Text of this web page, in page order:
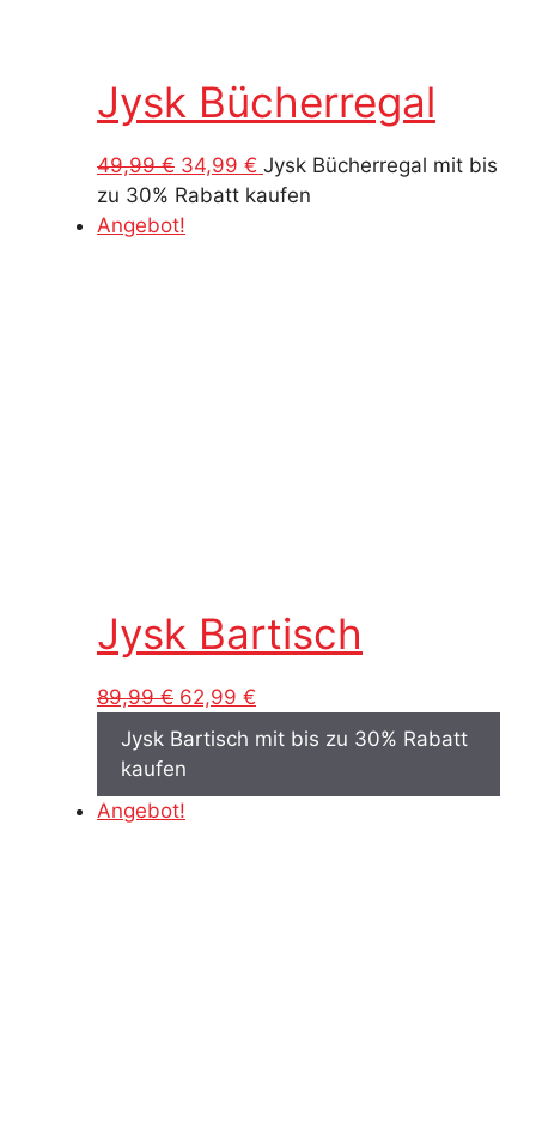
Jysk Bücherregal
49,99€ Ursprünglicher
Preis
war:
34,99 € Aktueller
Preis
Jysk Bücherregal mit bis
zu 30% Rabatt kaufen
Angebot!
Jysk Bartisch
89,99€ Ursprünglicher
Preis
war:
62,99 €
Preis
Jysk Bartisch mit bis zu 30% Rabatt
kaufen
Angebot!